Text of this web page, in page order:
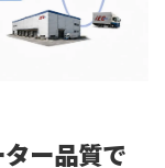
ー品質で